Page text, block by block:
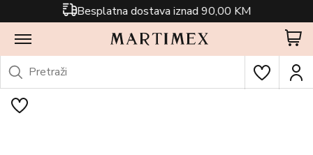
Besplatna dostava iznad 90,00 KM